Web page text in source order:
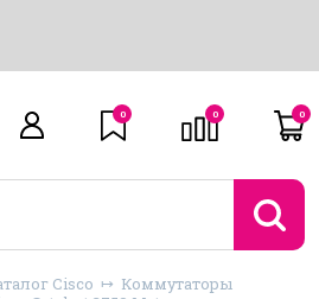
0 0 0
Cisco
Коммутаторы